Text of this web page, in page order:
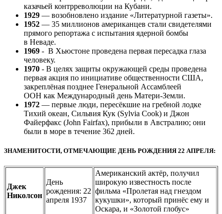
казачьей контрреволюции на Кубани.
1929 — возобновлено издание «Литературной газеты».
1952 — 35 миллионов американцев стали свидетелями
прямого репортажа с испытания ядерной бомбы
в Неваде.
1969 - В Хьюстоне проведена первая пересадка глаза
человеку.
1970 - В целях защиты окружающей среды проведена
первая акция по инициативе общественности США,
закреплёная позднее Генеральной Ассамблеей
ООН как Международный день Матери-Земли.
1972 — первые люди, пересёкшие на гребной лодке
Тихий океан, Сильвия Кук (Sylvia Cook) и Джон
Файерфакс (John Fairfax), прибыли в Австралию; они
были в море в течение 362 дней.
ЗНАМЕНИТОСТИ, ОТМЕЧАЮЩИЕ ДЕНЬ РОЖДЕНИЯ 22 АПРЕЛЯ:
Джек
Николсон
День
рождения: 22
апреля 1937
Американский актёр, получил
широкую известность после
фильма «Пролетая над гнездом
кукушки», который принёс ему и
Оскара, и «Золотой глобус»